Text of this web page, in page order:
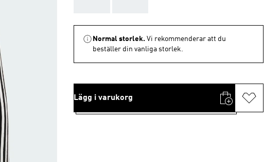
Normal storlek. Vi rekommenderar att du
beställer din vanliga storlek.
Lägg i varukorg